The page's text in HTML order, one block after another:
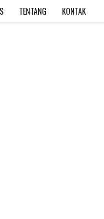
TENTANG KONTAK